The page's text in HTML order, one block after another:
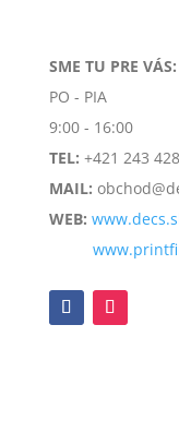
SME TU PRE VÁS:
PO - PIA
9:00 - 16:00
TEL: +421 243
MAIL:
WEB: